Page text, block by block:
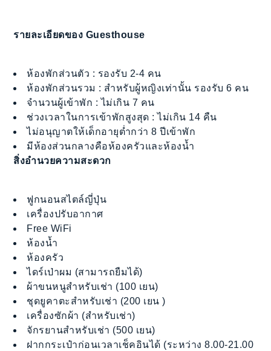
รายละเอียดของ Guesthouse
ห้องพักส่วนตัว : รองรับ 2-4 คน
ห้องพักส่วนรวม : สำหรับผู้หญิงเท่านั้น รองรับ 6 คน
จำนวนผู้เข้าพัก : ไม่เกิน 7 คน
ช่วงเวลาในการเข้าพักสูงสุด : ไม่เกิน 14 คืน
ไม่อนุญาตให้เด็กอายุต่ำกว่า 8 ปีเข้าพัก
มีห้องส่วนกลางคือห้องครัวและห้องน้ำ
สิ่งอำนวยความสะดวก
ฟูกนอนสไตล์ญี่ปุ่น
เครื่องปรับอากาศ
Free WiFi
ห้องน้ำ
ห้องครัว
ไดร์เป่าผม (สามารถยืมได้)
ผ้าขนหนูสำหรับเช่า (100 เยน)
ชุดยูคาตะสำหรับเช่า (200 เยน )
เครื่องซักผ้า (สำหรับเช่า)
จักรยานสำหรับเช่า (500 เยน)
ฝากกระเป๋าก่อนเวลาเช็คอินได้ (ระหว่าง 8.00-21.00